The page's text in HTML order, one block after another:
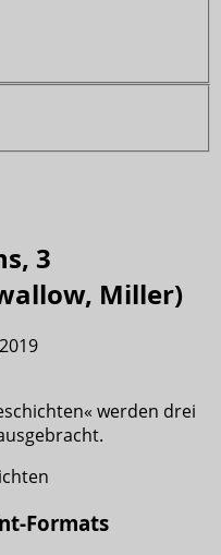
3
Miller)
werden drei
Formats